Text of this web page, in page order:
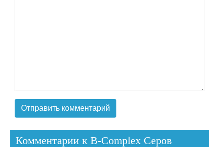
Комментарии к B-Complex Серов